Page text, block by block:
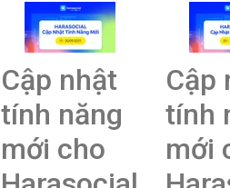
Cập nhật
tính năng
mới cho
Cập
tính
mới